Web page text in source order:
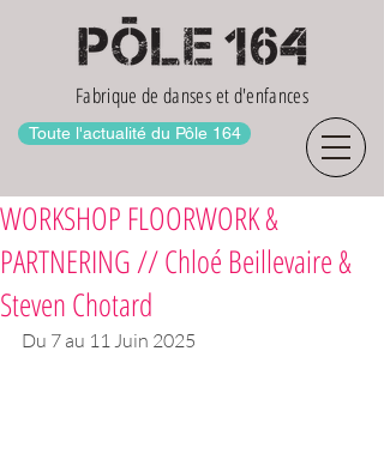
Fabrique de danses et d'enfances
Toute l'actualité du Pôle 164
WORKSHOP FLOORWORK &
PARTNERING // Chloé Beillevaire &
Steven Chotard
Du 7 au 11 Juin 2025